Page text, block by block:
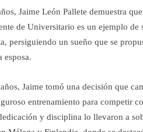
Jaime León Pallete demuestra
de Universitario es un ejemplo
persiguiendo un sueño que se
esposa.
Jaime tomó una decisión que
entrenamiento para competir
y disciplina lo llevaron a